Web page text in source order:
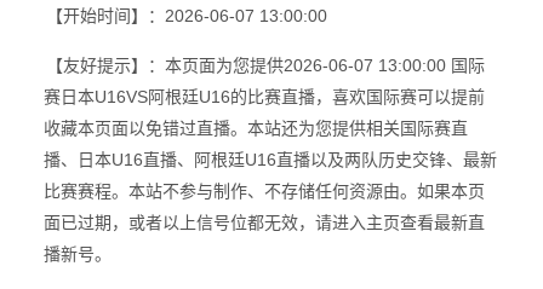
【开始时间】：2026-06-07 13:00:00
【友好提示】：本页面为您提供2026-06-07 13:00:00 国际
赛日本U16VS阿根廷U16的比赛直播，喜欢国际赛可以提前
收藏本页面以免错过直播。本站还为您提供相关国际赛直
播、日本U16直播、阿根廷U16直播以及两队历史交锋、最新
比赛赛程。本站不参与制作、不存储任何资源由。如果本页
面已过期，或者以上信号位都无效，请进入主页查看最新直
播新号。